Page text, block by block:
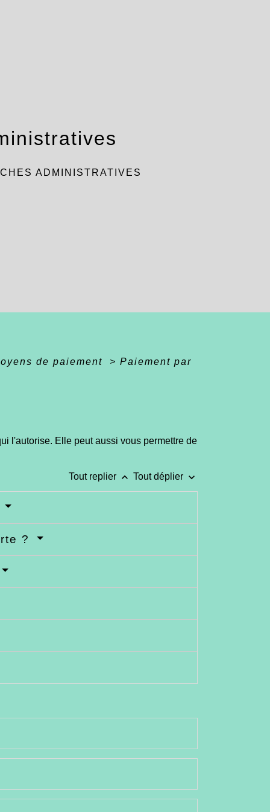
ADMINISTRATIVES
de paiement > Paiement par
l'autorise. Elle peut aussi vous permettre de
Tout replier keyboard_arrow_up Tout déplier keyboard_arrow_down
?